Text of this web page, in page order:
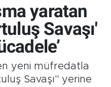
yaratan
Savaşı'
yeni müfredatla
Savaşı" yerine